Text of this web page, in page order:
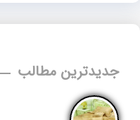
جدیدترین مطالب